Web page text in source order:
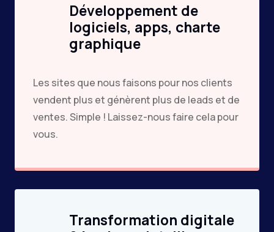
Développement de
logiciels, apps, charte
graphique
Les sites que nous faisons pour nos clients
vendent plus et génèrent plus de leads et de
ventes. Simple ! Laissez-nous faire cela pour
vous.
Transformation digitale